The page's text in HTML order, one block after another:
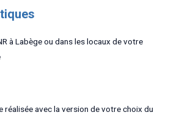
à Labège ou dans les locaux de votre
avec la version de votre choix du